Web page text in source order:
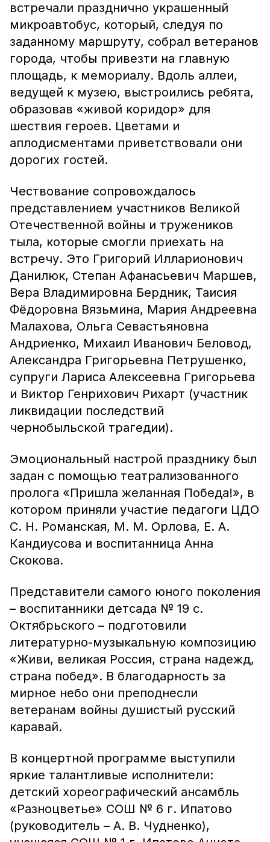
встречали празднично украшенный
микроавтобус, который, следуя по
заданному маршруту, собрал ветеранов
города, чтобы привезти на главную
площадь, к мемориалу. Вдоль аллеи,
ведущей к музею, выстроились ребята,
образовав «живой коридор» для
шествия героев. Цветами и
аплодисментами приветствовали они
дорогих гостей.
Чествование сопровождалось
представлением участников Великой
Отечественной войны и тружеников
тыла, которые смогли приехать на
встречу. Это Григорий Илларионович
Данилюк, Степан Афанасьевич Маршев,
Вера Владимировна Бердник, Таисия
Фёдоровна Вязьмина, Мария Андреевна
Малахова, Ольга Севастьяновна
Андриенко, Михаил Иванович Беловод,
Александра Григорьевна Петрушенко,
супруги Лариса Алексеевна Григорьева
и Виктор Генрихович Рихарт (участник
ликвидации последствий
чернобыльской трагедии).
Эмоциональный настрой празднику был
задан с помощью театрализованного
пролога «Пришла желанная Победа!», в
котором приняли участие педагоги ЦДО
С. Н. Романская, М. М. Орлова, Е. А.
Кандиусова и воспитанница Анна
Скокова.
Представители самого юного поколения
– воспитанники детсада № 19 с.
Октябрьского – подготовили
литературно-музыкальную композицию
«Живи, великая Россия, страна надежд,
страна побед». В благодарность за
мирное небо они преподнесли
ветеранам войны душистый русский
каравай.
В концертной программе выступили
яркие талантливые исполнители:
детский хореографический ансамбль
«Разноцветье» СОШ № 6 г. Ипатово
(руководитель – А. В. Чудненко),